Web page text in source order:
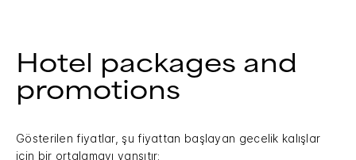
Hotel packages and
promotions
Gösterilen fiyatlar, şu fiyattan başlayan gecelik kalışlar
için bir ortalamayı yansıtır: